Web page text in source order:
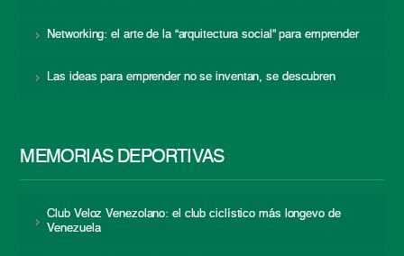
Networking: el arte de la “arquitectura social” para emprender
Las ideas para emprender no se inventan, se descubren
MEMORIAS DEPORTIVAS
Club Veloz Venezolano: el club ciclístico más longevo de
Venezuela